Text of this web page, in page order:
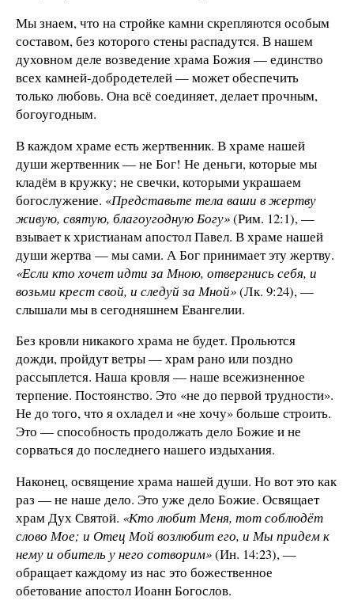
Мы знаем, что на стройке камни скрепляются особым
составом, без которого стены распадутся. В нашем
духовном деле возведение храма Божия — единство
всех камней-добродетелей — может обеспечить
только любовь. Она всё соединяет, делает прочным,
богоугодным.
В каждом храме есть жертвенник. В храме нашей
души жертвенник — не Бог! Не деньги, которые мы
кладём в кружку; не свечки, которыми украшаем
богослужение. «Представьте тела ваши в жертву
живую, святую, благоугодную Богу»(Рим. 12:1), —
взывает к христианам апостол Павел. В храме нашей
души жертва — мы сами. А Бог принимает эту жертву.
«Если кто хочет идти за Мною, отвергнись себя, и
возьми крест свой, и следуй за Мной»(Лк. 9:24), —
слышали мы в сегодняшнем Евангелии.
Без кровли никакого храма не будет. Прольются
дожди, пройдут ветры — храм рано или поздно
рассыплется. Наша кровля — наше всежизненное
терпение. Постоянство. Это «не до первой трудности».
Не до того, что я охладел и «не хочу» больше строить.
Это — способность продолжать дело Божие и не
сорваться до последнего нашего издыхания.
Наконец, освящение храма нашей души. Но вот это как
раз — не наше дело. Это уже дело Божие. Освящает
храм Дух Святой. «Кто любит Меня, тот соблюдёт
слово Мое; и Отец Мой возлюбит его, и Мы придем к
нему и обитель у него сотворим»(Ин. 14:23), —
обращает каждому из нас это божественное
обетование апостол Иоанн Богослов.